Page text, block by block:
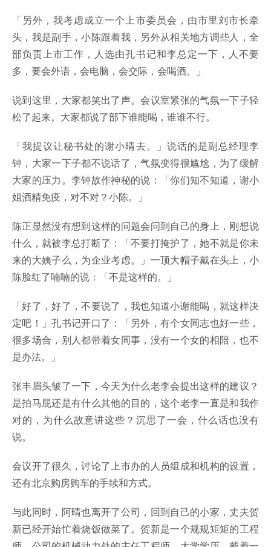
「另外，我考虑成立一个上市委员会，由市里刘市长牵
头，我是副手，小陈跟着我，另外从相关地方调些人，全
部负责上市工作，人选由孔书记和李总定一下，人不要
多，要会外语，会电脑，会交际，会喝酒。」
说到这里，大家都笑出了声。会议室紧张的气氛一下子轻
松了起来。大家都说了部下谁能喝，谁谁不行。
「我提议让秘书处的谢小晴去。」说话的是副总经理李
钟，大家一下子都不说话了，气氛变得很尴尬，为了缓解
大家的压力。李钟故作神秘的说：「你们知不知道，谢小
姐酒精免疫，对不对？小陈。」
陈正显然没有想到这样的问题会问到自己的身上，刚想说
什么，就被李总打断了：「不要打掩护了，她不就是你未
来的大姨子么，为企业考虑。」一顶大帽子戴在头上，小
陈脸红了喃喃的说：「不是这样的。」
「好了，好了，不要说了，我也知道小谢能喝，就这样决
定吧！」孔书记开口了：「另外，有个女同志也好一些，
很多场合，别人都带着女同事，没有一个女的相陪，也不
是办法。」
张丰眉头皱了一下，今天为什么老李会提出这样的建议？
是拍马屁还是有什么其他的目的，这个老李一直是和我作
对的，为什么故意讲这些？沉思了一会，什么话也没有
说。
会议开了很久，讨论了上市办的人员组成和机构的设置，
还有北京购房购车的手续和方式。
与此同时，阿晴也离开了公司，回到自己的小家，丈夫贺
新已经开始忙着烧饭做菜了。贺新是一个规规矩矩的工程